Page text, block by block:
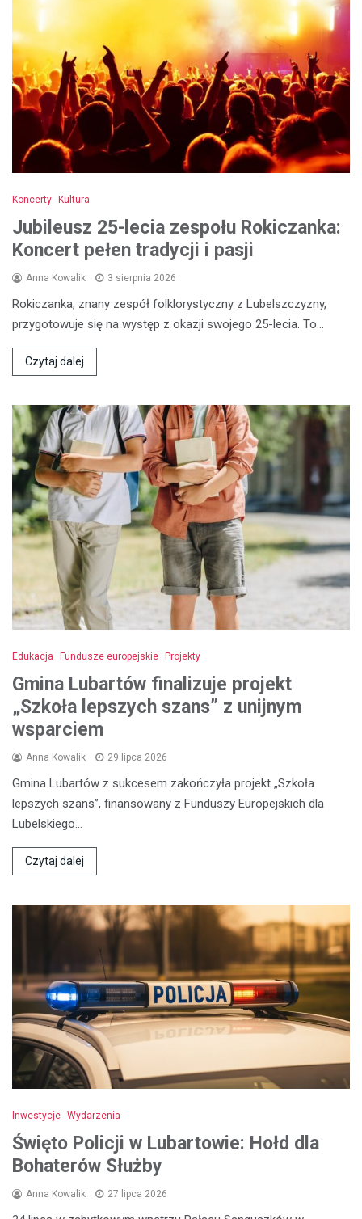
Koncerty Kultura
Jubileusz 25-lecia zespołu Rokiczanka:
Koncert pełen tradycji i pasji
Anna Kowalik 3 sierpnia 2026
Rokiczanka, znany zespół folklorystyczny z Lubelszczyzny,
przygotowuje się na występ z okazji swojego 25-lecia. To…
Czytaj dalej
Edukacja Fundusze europejskie Projekty
Gmina Lubartów finalizuje projekt
„Szkoła lepszych szans” z unijnym
wsparciem
Anna Kowalik 29 lipca 2026
Gmina Lubartów z sukcesem zakończyła projekt „Szkoła
lepszych szans”, finansowany z Funduszy Europejskich dla
Lubelskiego…
Czytaj dalej
Inwestycje Wydarzenia
Święto Policji w Lubartowie: Hołd dla
Bohaterów Służby
Anna Kowalik 27 lipca 2026